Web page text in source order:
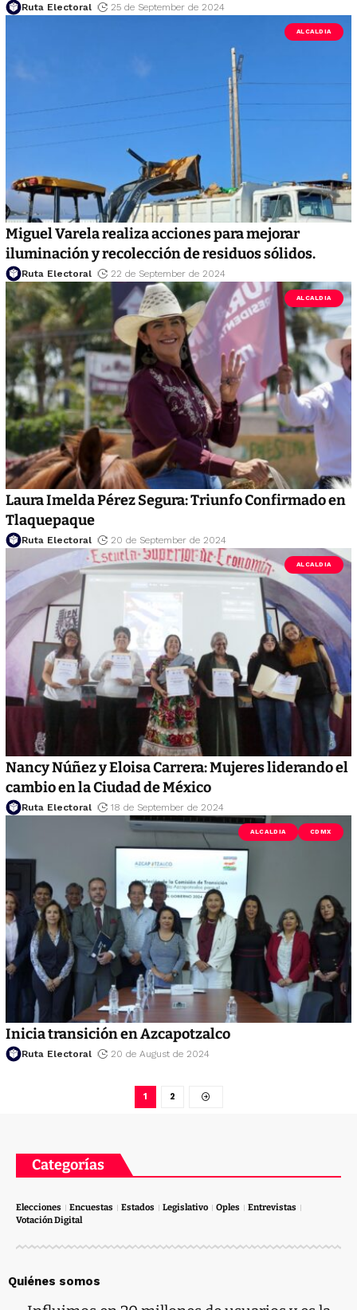
Ruta Electoral 25 de September de 2024
ALCALDIA
Miguel Varela realiza acciones para mejorar
iluminación y recolección de residuos sólidos.
Ruta Electoral 22 de September de 2024
ALCALDIA
Laura Imelda Pérez Segura: Triunfo Confirmado en
Tlaquepaque
Ruta Electoral 20 de September de 2024
ALCALDIA
Nancy Núñez y Eloisa Carrera: Mujeres liderando el
cambio en la Ciudad de México
Ruta Electoral 18 de September de 2024
ALCALDIA CDMX
Inicia transición en Azcapotzalco
Ruta Electoral 20 de August de 2024
1 2
Categorías
Elecciones Encuestas Estados Legislativo Oples
Entrevistas
Votación Digital
Quiénes somos